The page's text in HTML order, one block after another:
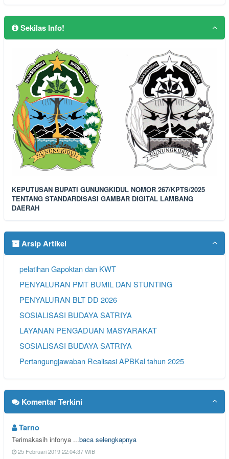
Sekilas Info!
KEPUTUSAN BUPATI GUNUNGKIDUL NOMOR 267/KPTS/2025
TENTANG STANDARDISASI GAMBAR DIGITAL LAMBANG
DAERAH
Arsip Artikel
pelatihan Gapoktan dan KWT
PENYALURAN PMT BUMIL DAN STUNTING
PENYALURAN BLT DD 2026
SOSIALISASI BUDAYA SATRIYA
LAYANAN PENGADUAN MASYARAKAT
SOSIALISASI BUDAYA SATRIYA
Pertangungjawaban Realisasi APBKal tahun 2025
Komentar Terkini
Tarno
Terimakasih infonya ...baca selengkapnya
25 Februari 2019 22:04:37 WIB